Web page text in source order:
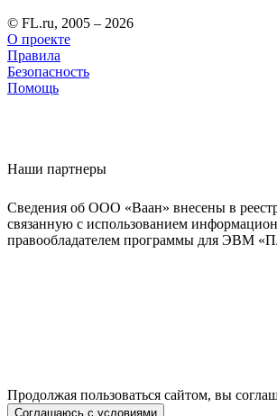
© FL.ru, 2005 – 2026
О проекте
Правила
Безопасность
Помощь
Наши партнеры
Сведения об ООО «Ваан» внесены в
связанную с использованием
правообладателем программы для ЭВМ
Продолжая пользоваться сайтом, вы
Соглашаюсь с условиями